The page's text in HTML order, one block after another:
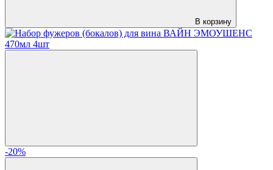
В корзину
-20%